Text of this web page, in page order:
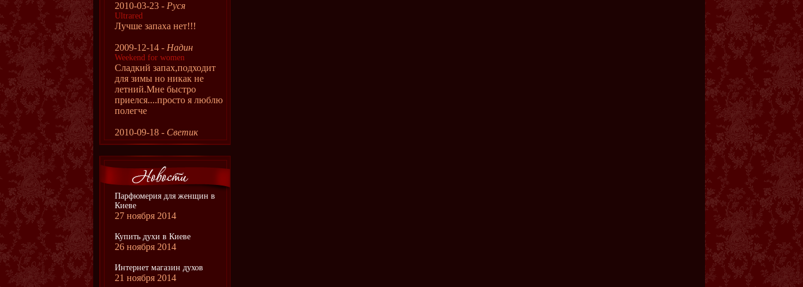
2010-03-23 - Руся
Ultrared
Лучше запаха нет!!!
2009-12-14 - Надин
Weekend for women
Сладкий запах,подходит
для зимы но никак не
летний.Мне быстро
приелся....просто я люблю
полегче
2010-09-18 - Светик
Парфюмерия для женщин в
Киеве
27 ноября 2014
Купить духи в Киеве
26 ноября 2014
Интернет магазин духов
21 ноября 2014